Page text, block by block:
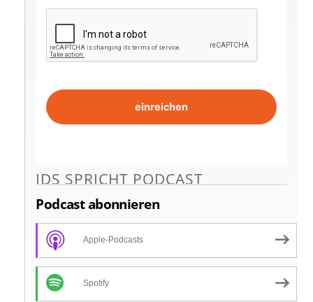
IDS SPRICHT PODCAST
Podcast abonnieren
Apple-Podcasts
Spotify